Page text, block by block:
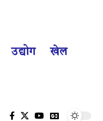
उद्योग खेल